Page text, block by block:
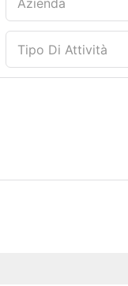
Tipo Di Attività